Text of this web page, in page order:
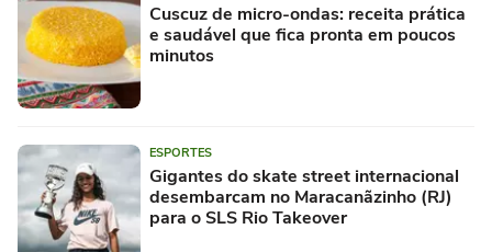
Cuscuz de micro-ondas: receita prática
e saudável que fica pronta em poucos
minutos
ESPORTES
Gigantes do skate street internacional
desembarcam no Maracanãzinho (RJ)
para o SLS Rio Takeover